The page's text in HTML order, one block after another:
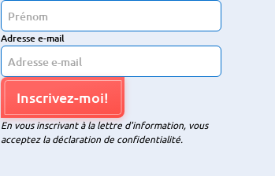
Adresse e-mail
Inscrivez-moi!
En vous inscrivant à la lettre d'information, vous
acceptez la déclaration de confidentialité.